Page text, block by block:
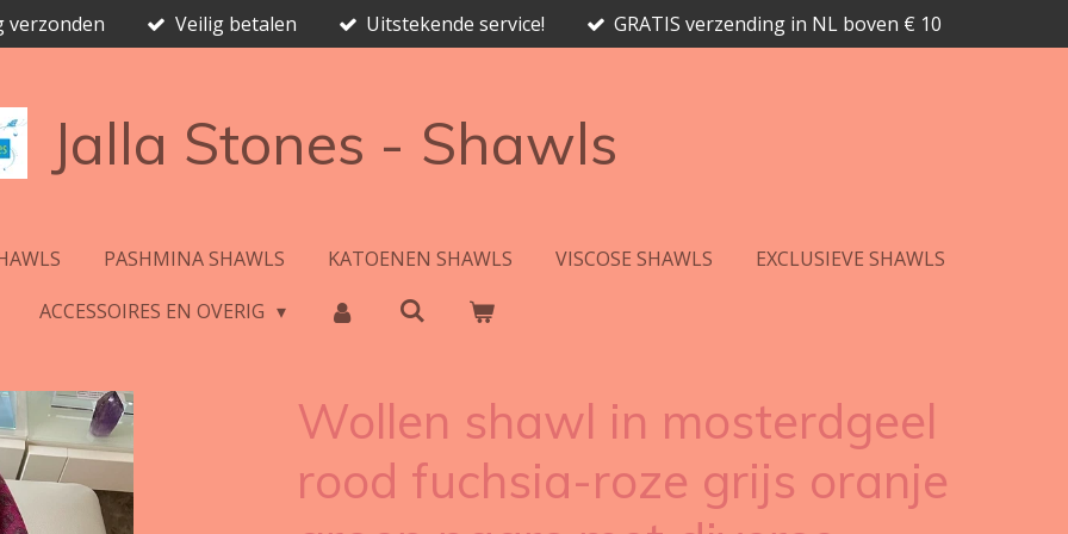
verzonden Veilig betalen Uitstekende service! GRATIS verzending in NL boven € 10
Jalla Stones - Shawls
PASHMINA SHAWLS KATOENEN SHAWLS VISCOSE SHAWLS
EXCLUSIEVE SHAWLS
ACCESSOIRES EN OVERIG
Wollen shawl in mosterdgeel
rood fuchsia-roze grijs oranje